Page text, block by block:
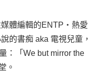
體編輯的ENTP・熱愛
的書痴 aka 電視兒童，
：「We but mirror the
。